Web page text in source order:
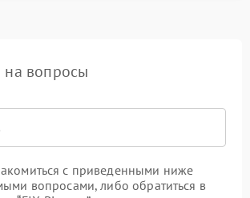
на вопросы
с приведенными ниже
вопросами, либо обратиться в